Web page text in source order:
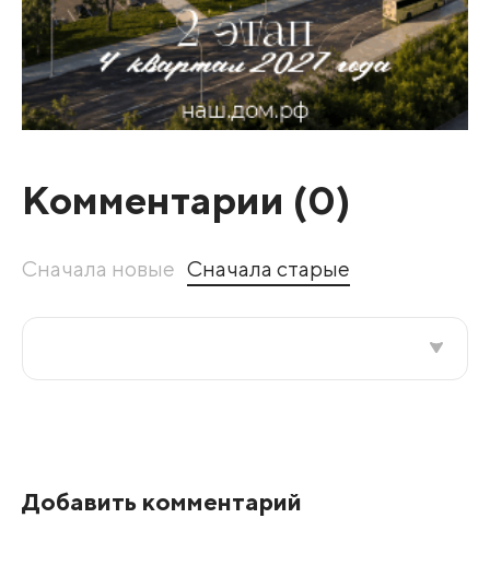
Комментарии (0)
Сначала новые Сначала старые
Добавить комментарий